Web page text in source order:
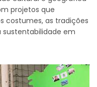
projetos que
costumes, as tradições
em